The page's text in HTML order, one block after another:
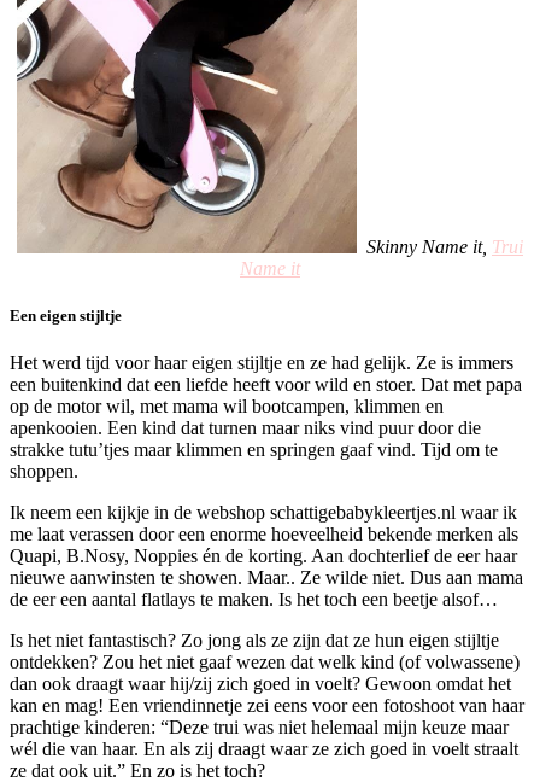
Skinny Name it, Trui
Name it
Een eigen stijltje
Het werd tijd voor haar eigen stijltje en ze had gelijk. Ze is immers
een buitenkind dat een liefde heeft voor wild en stoer. Dat met papa
op de motor wil, met mama wil bootcampen, klimmen en
apenkooien. Een kind dat turnen maar niks vind puur door die
strakke tutu’tjes maar klimmen en springen gaaf vind. Tijd om te
shoppen.
Ik neem een kijkje in de webshop schattigebabykleertjes.nl waar ik
me laat verassen door een enorme hoeveelheid bekende merken als
Quapi, B.Nosy, Noppies én de korting. Aan dochterlief de eer haar
nieuwe aanwinsten te showen. Maar.. Ze wilde niet. Dus aan mama
de eer een aantal flatlays te maken. Is het toch een beetje alsof…
Is het niet fantastisch? Zo jong als ze zijn dat ze hun eigen stijltje
ontdekken? Zou het niet gaaf wezen dat welk kind (of volwassene)
dan ook draagt waar hij/zij zich goed in voelt? Gewoon omdat het
kan en mag! Een vriendinnetje zei eens voor een fotoshoot van haar
prachtige kinderen: “Deze trui was niet helemaal mijn keuze maar
wél die van haar. En als zij draagt waar ze zich goed in voelt straalt
ze dat ook uit.” En zo is het toch?